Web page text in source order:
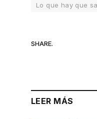
Lo que hay que
SHARE.
LEER MÁS